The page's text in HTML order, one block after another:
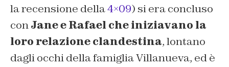
la recensione della4×09) si era concluso
conJane e Rafael che iniziavano la
loro relazione clandestina, lontano
dagli occhi della famiglia Villanueva, ed è